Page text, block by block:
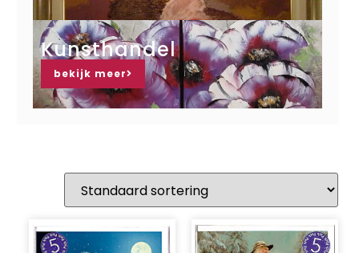
Kunsthandel
bekijk meer